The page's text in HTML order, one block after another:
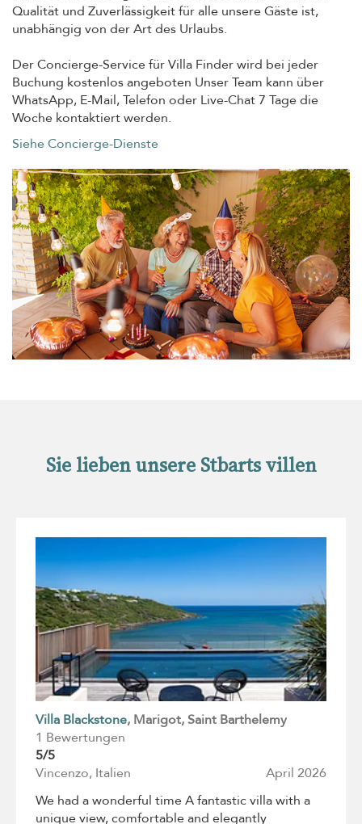
Qualität und Zuverlässigkeit für alle unsere Gäste ist,
unabhängig von der Art des Urlaubs.
Der Concierge-Service für Villa Finder wird bei jeder
Buchung kostenlos angeboten Unser Team kann über
WhatsApp, E-Mail, Telefon oder Live-Chat 7 Tage die
Woche kontaktiert werden.
Siehe Concierge-Dienste
Sie lieben unsere Stbarts villen
Villa Blackstone, Marigot, Saint Barthelemy
1 Bewertungen
5/5
Vincenzo, Italien
April 2026
We had a wonderful time A fantastic villa with a
unique view, comfortable and elegantly